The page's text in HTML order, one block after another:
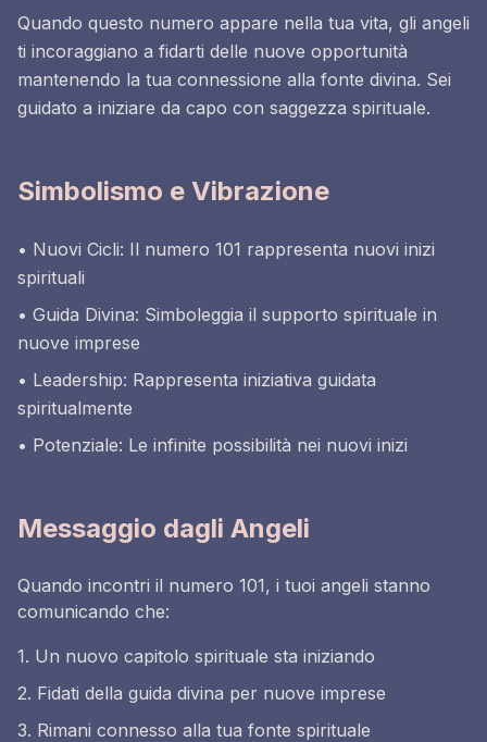
Quando questo numero appare nella tua vita, gli angeli
ti incoraggiano a fidarti delle nuove opportunità
mantenendo la tua connessione alla fonte divina. Sei
guidato a iniziare da capo con saggezza spirituale.
Simbolismo e Vibrazione
• Nuovi Cicli: Il numero 101 rappresenta nuovi inizi
spirituali
• Guida Divina: Simboleggia il supporto spirituale in
nuove imprese
• Leadership: Rappresenta iniziativa guidata
spiritualmente
• Potenziale: Le infinite possibilità nei nuovi inizi
Messaggio dagli Angeli
Quando incontri il numero 101, i tuoi angeli stanno
comunicando che:
1. Un nuovo capitolo spirituale sta iniziando
2. Fidati della guida divina per nuove imprese
3. Rimani connesso alla tua fonte spirituale